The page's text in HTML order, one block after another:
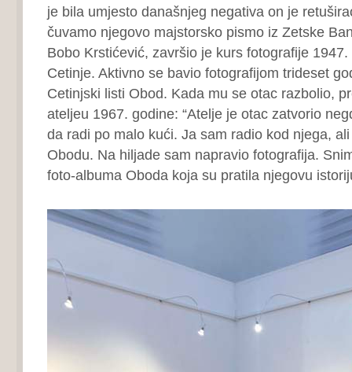
je bila umjesto današnjeg negativa on je
čuvamo njegovo majstorsko pismo iz Zetske
Bobo Krstićević, završio je kurs fotografije
Cetinje. Aktivno se bavio fotografijom trideset
Cetinjski listi Obod. Kada mu se otac razbolio,
ateljeu 1967. godine: “Atelje je otac zatvorio
da radi po malo kući. Ja sam radio kod njega,
Obodu. Na hiljade sam napravio fotografija.
foto-albuma Oboda koja su pratila njegovu